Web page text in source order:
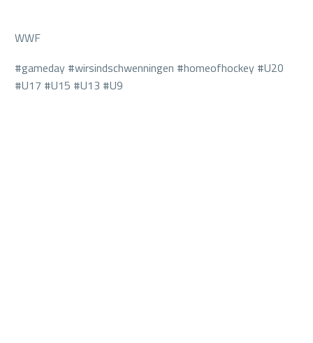
WWF
#gameday #wirsindschwenningen #homeofhockey #U20
#U17 #U15 #U13 #U9